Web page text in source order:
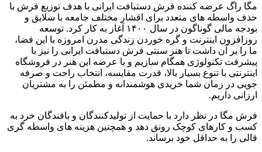
مگا راگ عرضه کننده فرش دستبافت ایرانی با هدف توزیع فرش با
حذف واسطه های متعدد برای اقشار مختلف جامعه با سلایق و
بودجه مالی گوناگون در سال
آغاز به کار کرد. توسعه
روزافزون اینترنت و گره خوردن زندگی مدرن امروزه با این فضا،
ما را بر آن داشت تا هنر سنتی فرش دستبافت ایرانی را نیز با
پیشرفت تکنولوژی همگام سازیم و با عرضه این هنر در فروشگاه
اینترنتی با تنوع بسیار بالا، قدرت مقایسه، انتخاب راحت و صرفه
جویی در زمان شما خریدی هوشمندانه و مطمئن را به مشتریان
ارزانی داریم.
فرش مگا در نظر دارد با حمایت از تولیدکنندگان و بافندگان خرد به
کسب و کارهای کوچک رونق دهد و همچنین هزینه های واسطه گری
قالی را به حداقل خود برساند.